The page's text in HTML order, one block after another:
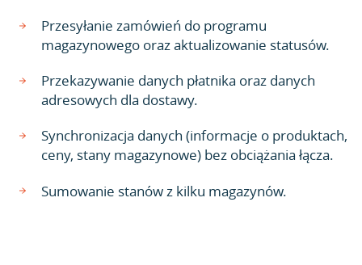
Przesyłanie zamówień do programu
magazynowego oraz aktualizowanie statusów.
Przekazywanie danych płatnika oraz danych
adresowych dla dostawy.
Synchronizacja danych (informacje o produktach,
ceny, stany magazynowe) bez obciążania łącza.
Sumowanie stanów z kilku magazynów.